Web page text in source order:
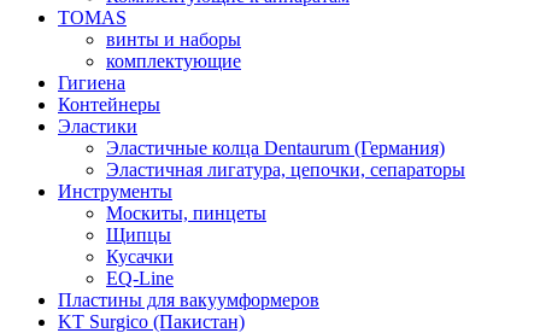
TOMAS
винты и наборы
комплектующие
Гигиена
Контейнеры
Эластики
Эластичные колца Dentaurum (Германия)
Эластичная лигатура, цепочки, сепараторы
Инструменты
Москиты, пинцеты
Щипцы
Кусачки
EQ-Line
Пластины для вакуумформеров
KT Surgico (Пакистан)